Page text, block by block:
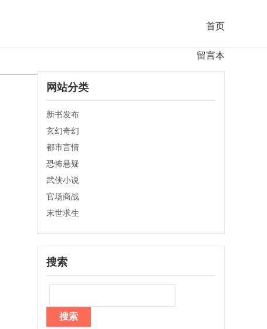
首页
留言本
网站分类
新书发布
玄幻奇幻
都市言情
恐怖悬疑
武侠小说
官场商战
末世求生
搜索